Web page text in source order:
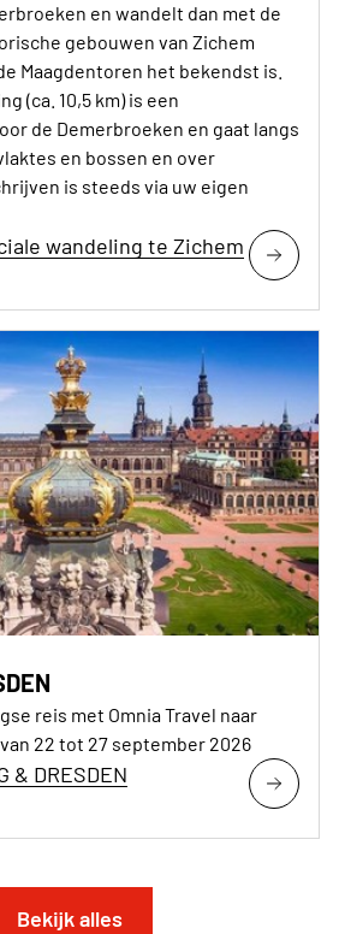
en wandelt dan met de
gebouwen van Zichem
Maagdentoren het bekendst is.
(ca. 10,5 km) is een
de Demerbroeken en gaat langs
en bossen en over
is steeds via uw eigen
wandeling te Zichem
reis met Omnia Travel naar
22 tot 27 september 2026
& DRESDEN
Bekijk alles